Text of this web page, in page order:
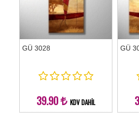
GÜ 3028
39.90 KDV DAHİL
GÜ